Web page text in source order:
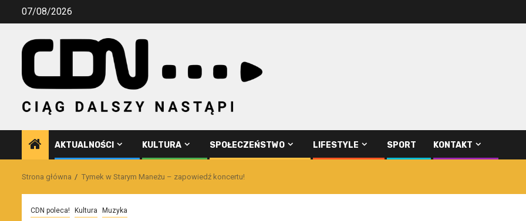
Przejdź07/08/2026
AKTUALNOŚCI KULTURA SPOŁECZEŃSTWO LIFESTYLE SPORT KONTAKT
Strona główna Tymek w Starym Maneżu – zapowiedź koncertu!
CDN poleca! Kultura Muzyka